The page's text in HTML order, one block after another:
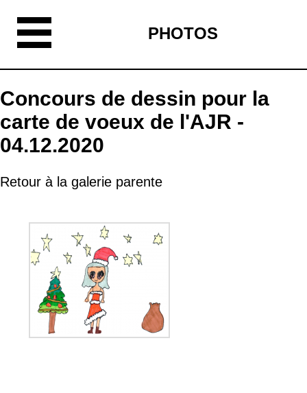
PHOTOS
Concours de dessin pour la
carte de voeux de l'AJR -
04.12.2020
Retour à la galerie parente